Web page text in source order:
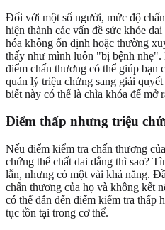
Đối với một số người, mức độ
hiện thành các vấn đề sức khỏe
hóa không ổn định hoặc thường
thấy như mình luôn "bị bệnh
điểm chấn thương có thể giúp bạn
quản lý triệu chứng sang giải
biết này có thể là chìa khóa để mở
Điểm thấp nhưng triệu
Nếu điểm kiểm tra chấn thương
chứng thể chất dai dẳng thì sao?
lẫn, nhưng có một vài khả năng.
chấn thương của họ và không kết
có thể dẫn đến điểm kiểm tra thấp
tục tồn tại trong cơ thể.